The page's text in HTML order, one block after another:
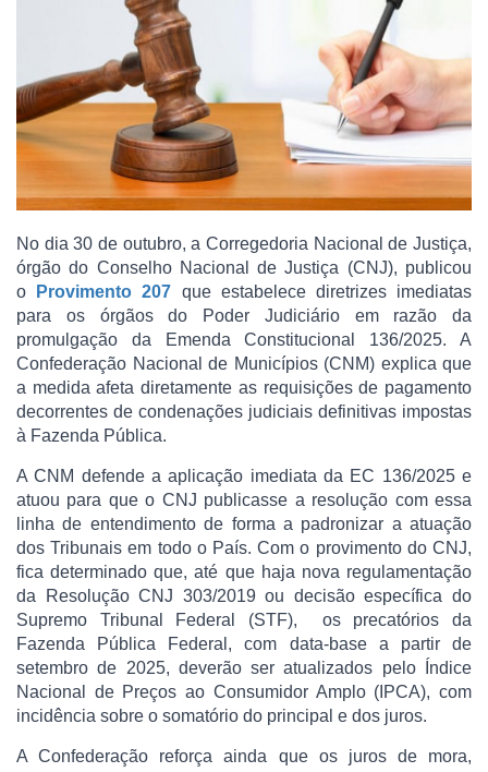
No dia 30 de outubro, a Corregedoria Nacional de Justiça,
órgão do Conselho Nacional de Justiça (CNJ), publicou
o Provimento 207 que estabelece diretrizes imediatas
para os órgãos do Poder Judiciário em razão da
promulgação da Emenda Constitucional 136/2025. A
Confederação Nacional de Municípios (CNM) explica que
a medida afeta diretamente as requisições de pagamento
decorrentes de condenações judiciais definitivas impostas
à Fazenda Pública.
A CNM defende a aplicação imediata da EC 136/2025 e
atuou para que o CNJ publicasse a resolução com essa
linha de entendimento de forma a padronizar a atuação
dos Tribunais em todo o País. Com o provimento do CNJ,
fica determinado que, até que haja nova regulamentação
da Resolução CNJ 303/2019 ou decisão específica do
Supremo Tribunal Federal (STF), os precatórios da
Fazenda Pública Federal, com data-base a partir de
setembro de 2025, deverão ser atualizados pelo Índice
Nacional de Preços ao Consumidor Amplo (IPCA), com
incidência sobre o somatório do principal e dos juros.
A Confederação reforça ainda que os juros de mora,